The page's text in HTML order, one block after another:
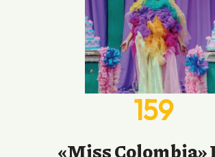
159
«Miss Colombia»